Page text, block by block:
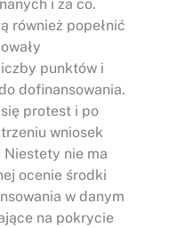
i za co.
również popełnić
punktów i
dofinansowania.
protest i po
wniosek
Niestety nie ma
ocenie środki
w danym
na pokrycie